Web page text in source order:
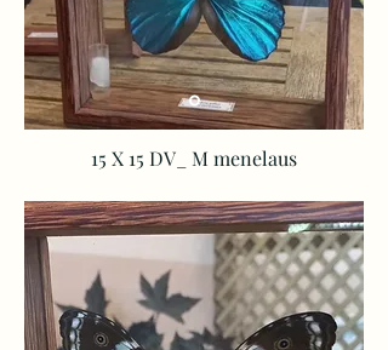
15 X 15 DV_ M menelaus